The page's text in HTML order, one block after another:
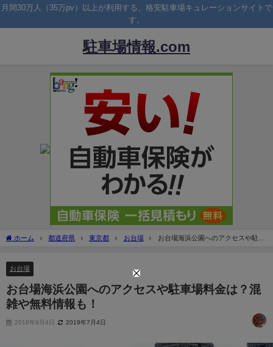
月間30万人（35万pv）以上が利用する、格安駐車場キュレーションサイトで
す。
駐車場情報.com
ホーム 都道府県 東京都 お台場
お台場海浜公園へのアクセスや駐車
お台場
お台場海浜公園へのアクセスや駐車場料金は？混
雑や無料情報も！
2018年9月4日 2019年7月4日